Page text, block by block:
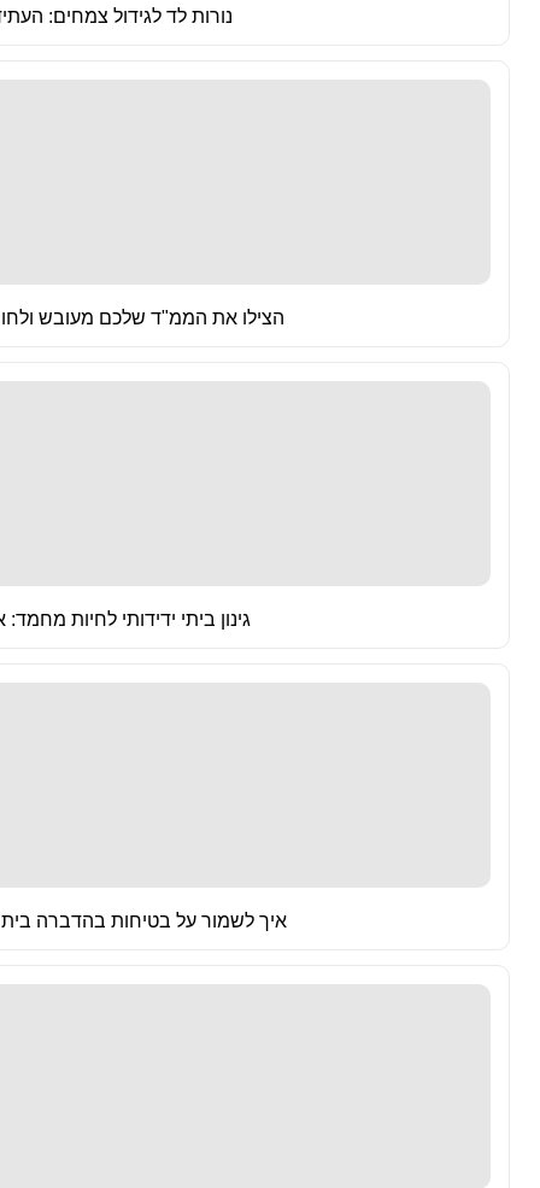
נורות לד לגידול צמחים:
הצילו את הממ"ד שלכם מעובש
גינון ביתי ידידותי לחיות מחמד:
איך לשמור על בטיחות בהדברה